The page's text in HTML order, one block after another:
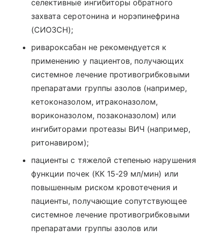
селективные ингибиторы обратного
захвата серотонина и норэпинефрина
(СИОЗСН);
ривароксабан не рекомендуется к
применению у пациентов, получающих
системное лечение противогрибковыми
препаратами группы азолов (например,
кетоконазолом, итраконазолом,
вориконазолом, позаконазолом) или
ингибиторами протеазы ВИЧ (например,
ритонавиром);
пациенты с тяжелой степенью нарушения
функции почек (КК 15-29 мл/мин) или
повышенным риском кровотечения и
пациенты, получающие сопутствующее
системное лечение противогрибковыми
препаратами группы азолов или